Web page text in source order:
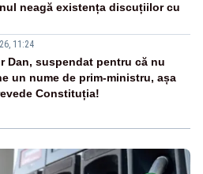
neagă existența discuțiilor cu
11:24
Dan, suspendat pentru că nu
un nume de prim-ministru, așa
Constituția!